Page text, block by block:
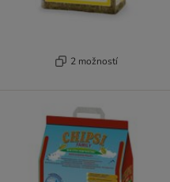
2 možností